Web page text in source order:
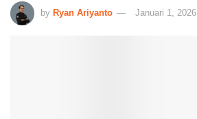
by Ryan Ariyanto Januari 1, 2026